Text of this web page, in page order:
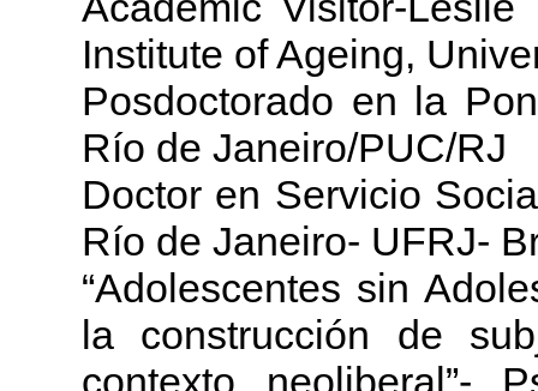
Institute of Ageing,
Posdoctorado en la
Río de Janeiro/PUC/RJ
Doctor en Servicio
Río de Janeiro- UFRJ-
“Adolescentes sin
la construcción de
contexto neoliberal”-